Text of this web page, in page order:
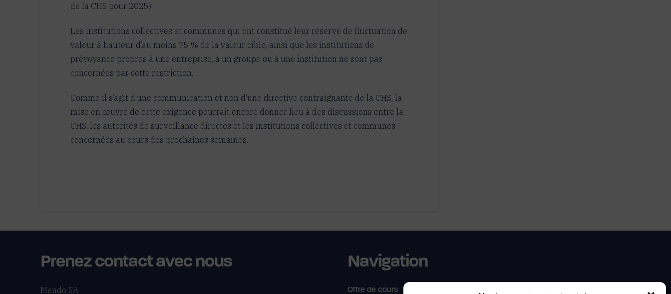
de la CHS pour 2025).
Les institutions collectives et communes qui ont constitué leur réserve de fluctuation de
valeur à hauteur d’au moins 75 % de la valeur cible, ainsi que les institutions de
prévoyance propres à une entreprise, à un groupe ou à une institution ne sont pas
concernées par cette restriction.
Comme il s’agit d’une communication et non d’une directive contraignante de la CHS, la
mise en œuvre de cette exigence pourrait encore donner lieu à des discussions entre la
CHS, les autorités de surveillance directes et les institutions collectives et communes
concernées au cours des prochaines semaines.
Prenez contact avec nous
Mendo SA
Navigation
Offre de cours